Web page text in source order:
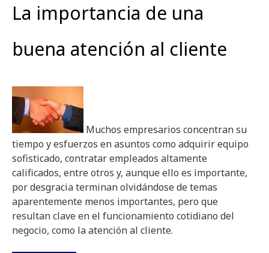
La importancia de una
buena atención al cliente
Muchos empresarios concentran su
tiempo y esfuerzos en asuntos como adquirir equipo
sofisticado, contratar empleados altamente
calificados, entre otros y, aunque ello es importante,
por desgracia terminan olvidándose de temas
aparentemente menos importantes, pero que
resultan clave en el funcionamiento cotidiano del
negocio, como la atención al cliente.